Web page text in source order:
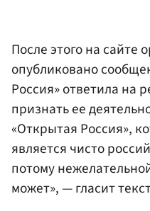
После этого на сайте
опубликовано
Россия» ответила на
признать ее
«Открытая Россия»,
является чисто
потому
может», — гласит